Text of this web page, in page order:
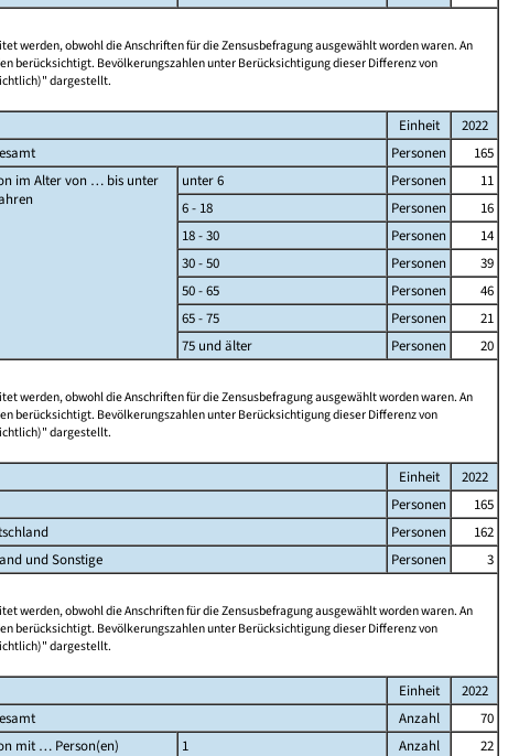
werden, obwohl die Anschriften für die Zensusbefragung ausgewählt worden waren. An
berücksichtigt. Bevölkerungszahlen unter Berücksichtigung dieser Differenz von
dargestellt.
Einheit
2022
Personen
165
im Alter von … bis unter
unter 6 Personen
11
6 - 18
Personen
16
18 - 30
Personen
14
30 - 50
Personen
39
50 - 65
Personen
46
65 - 75
Personen
21
75 und älter
Personen
20
werden, obwohl die Anschriften für die Zensusbefragung ausgewählt worden waren. An
berücksichtigt. Bevölkerungszahlen unter Berücksichtigung dieser Differenz von
dargestellt.
Einheit
2022
Personen
165
Personen
162
und Sonstige
Personen
3
werden, obwohl die Anschriften für die Zensusbefragung ausgewählt worden waren. An
berücksichtigt. Bevölkerungszahlen unter Berücksichtigung dieser Differenz von
dargestellt.
Einheit
2022
Anzahl
70
mit … Person(en)
1 Anzahl
22